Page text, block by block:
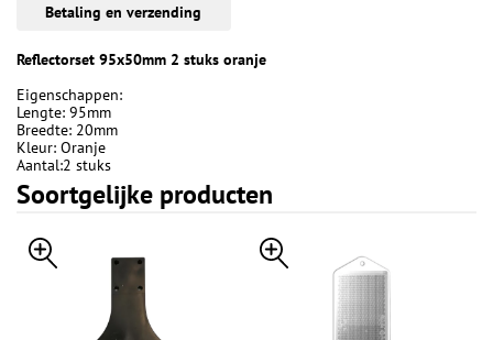
Betaling en verzending
Reflectorset 95x50mm 2 stuks oranje
Eigenschappen:
Lengte: 95mm
Breedte: 20mm
Kleur: Oranje
Aantal:2 stuks
Soortgelijke producten